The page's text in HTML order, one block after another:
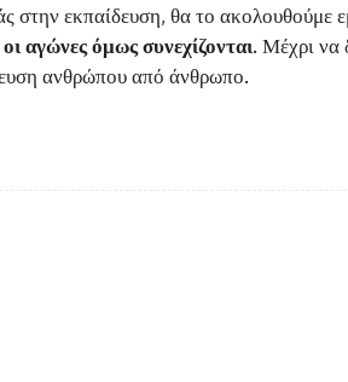
στην εκπαίδευση, θα το ακολουθούμε
αγώνες όμως συνεχίζονται. Μέχρι να
ανθρώπου από άνθρωπο.